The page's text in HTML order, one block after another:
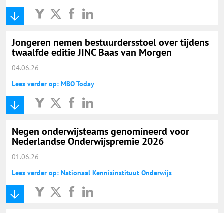
Jongeren nemen bestuurdersstoel over tijdens
twaalfde editie JINC Baas van Morgen
04.06.26
Lees verder op: MBO Today
Negen onderwijsteams genomineerd voor
Nederlandse Onderwijspremie 2026
01.06.26
Lees verder op: Nationaal Kennisinstituut Onderwijs